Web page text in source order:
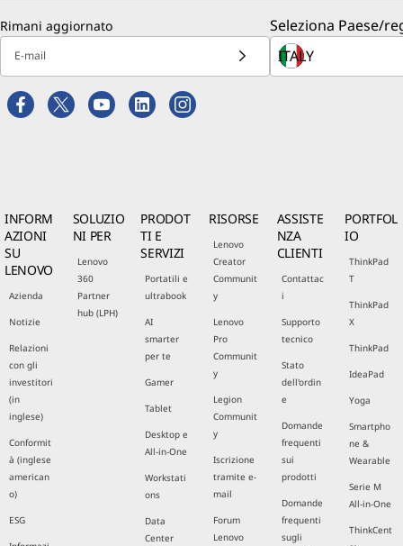
Rimani aggiornato
E-mail
Seleziona Paese/
INFORM
AZIONI
SU
LENOVO
Azienda
Notizie
Relazioni
con gli
investitori
(in
inglese)
Conformit
à (inglese
american
o)
ESG
SOLUZIO
NI PER
Lenovo
360
Partner
hub (LPH)
PRODOT
TI E
SERVIZI
Portatili e
ultrabook
AI
smarter
per te
Gamer
Tablet
Desktop e
All-in-One
Workstati
ons
Data
Center
RISORSE
Lenovo
Creator
Communit
y
Lenovo
Pro
Communit
y
Legion
Communit
y
Iscrizione
tramite e-
mail
Forum
Lenovo
ASSISTE
NZA
CLIENTI
Contattac
i
Supporto
tecnico
Stato
dell'ordin
e
Domande
frequenti
sui
prodotti
Domande
frequenti
sugli
PORTFOL
IO
ThinkPad
T
ThinkPad
X
ThinkPad
IdeaPad
Yoga
Smartpho
ne &
Wearable
Serie M
All-in-One
ThinkCent